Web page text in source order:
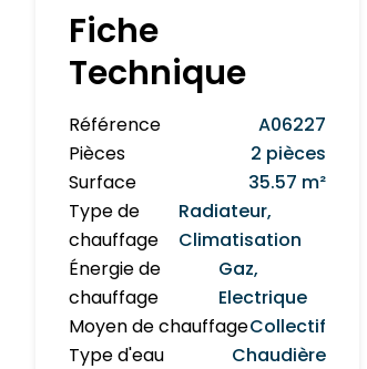
Fiche
Technique
Référence
A06227
Pièces
2 pièces
Surface
35.57 m²
Type de
chauffage
Radiateur,
Climatisation
Énergie de
chauffage
Gaz,
Electrique
Moyen de chauffageCollectif
Type d'eau
Chaudière